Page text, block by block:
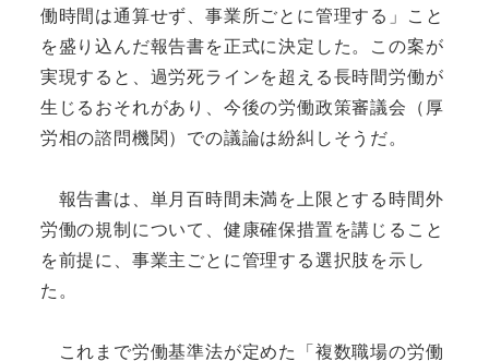
働時間は通算せず、事業所ごとに管理する」こと
を盛り込んだ報告書を正式に決定した。この案が
実現すると、過労死ラインを超える長時間労働が
生じるおそれがあり、今後の労働政策審議会（厚
労相の諮問機関）での議論は紛糾しそうだ。
報告書は、単月百時間未満を上限とする時間外
労働の規制について、健康確保措置を講じること
を前提に、事業主ごとに管理する選択肢を示し
た。
これまで労働基準法が定めた「複数職場の労働